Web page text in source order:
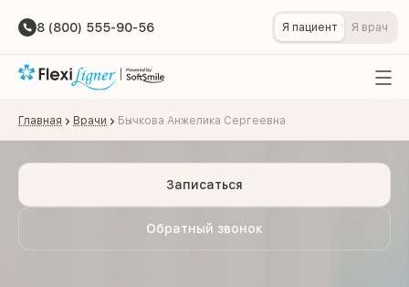
8 (800) 555-90-56 Я пациент Я врач
Главная Врачи Бычкова Анжелика Сергеевна
Обратный звонок
Записаться